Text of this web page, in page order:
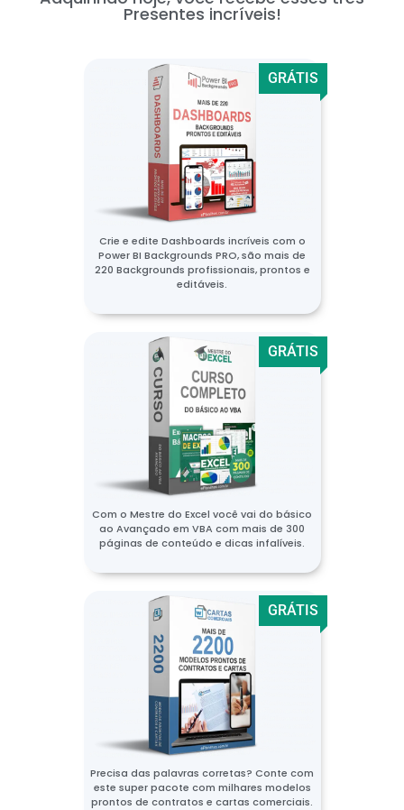
Presentes incríveis!
GRÁTIS
Crie e edite Dashboards incríveis com o
Power BI Backgrounds PRO, são mais de
220 Backgrounds profissionais, prontos e
editáveis.
GRÁTIS
Com o Mestre do Excel você vai do básico
ao Avançado em VBA com mais de 300
páginas de conteúdo e dicas infalíveis.
GRÁTIS
Precisa das palavras corretas? Conte com
este super pacote com milhares modelos
prontos de contratos e cartas comerciais.